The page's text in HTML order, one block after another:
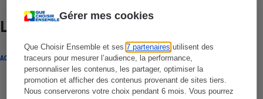
Gérer mes cookies
Que Choisir Ensemble et ses7 partenaires utilisent des
traceurs pour mesurer l’audience, la performance,
personnaliser les contenus, les partager, optimiser la
promotion et afficher des contenus provenant de sites tiers.
Nous conserverons votre choix pendant 6 mois. Vous pourrez
Lire aussi
ACTUALITÉ